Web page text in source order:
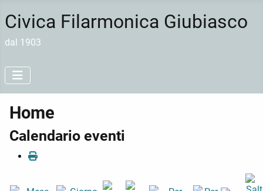
Civica Filarmonica Giubiasco
dal 1903
Home
Calendario eventi